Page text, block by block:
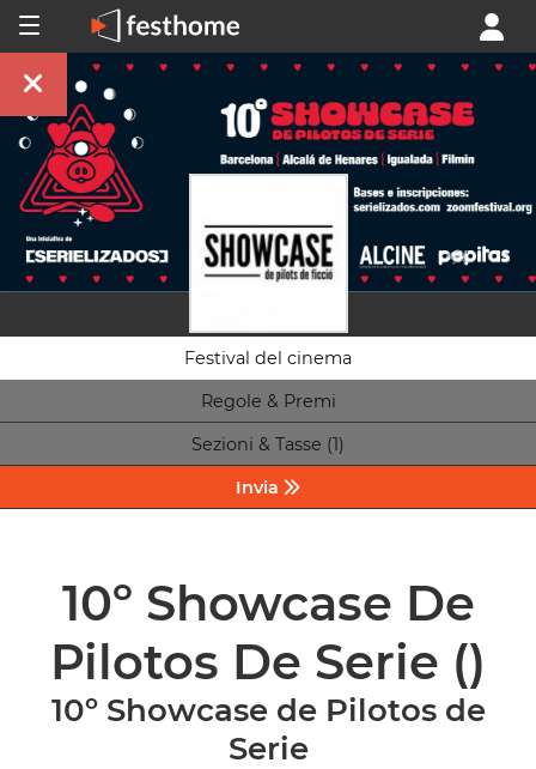
Festival del cinema
Regole & Premi
Sezioni & Tasse (1)
Invia
10º Showcase De
Pilotos De Serie ()
10º Showcase de Pilotos de
Serie